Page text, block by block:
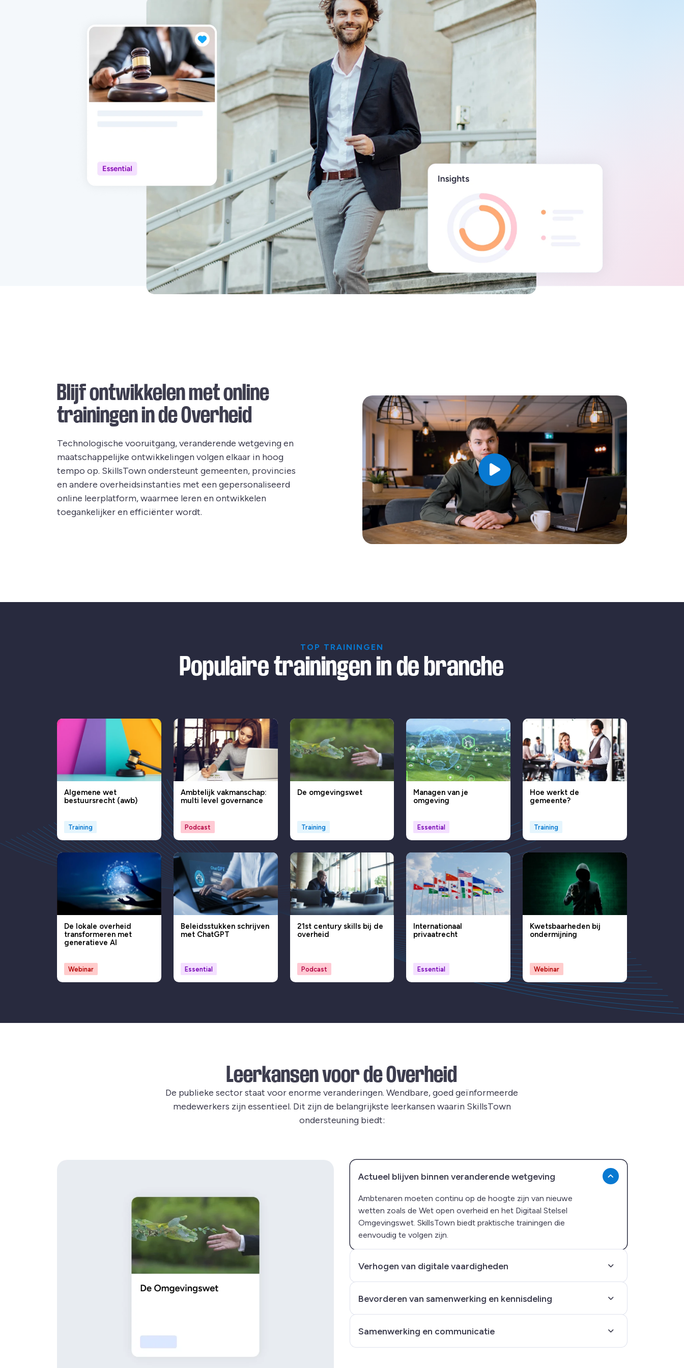
Blijf ontwikkelen met online
trainingen in de Overheid
Technologische vooruitgang, veranderende wetgeving en
maatschappelijke ontwikkelingen volgen elkaar in hoog
tempo op. SkillsTown ondersteunt gemeenten, provincies
en andere overheidsinstanties met een gepersonaliseerd
online leerplatform, waarmee leren en ontwikkelen
toegankelijker en efficiënter wordt.
Speel video af
Populaire trainingen in de branche
TOP TRAININGEN
Algemene wet
bestuursrecht (awb)
Training
Ambtelijk vakmanschap:
multi level governance
Podcast
De omgevingswet
Training
Managen van je
omgeving
Essential
Hoe werkt de
gemeente?
Training
De lokale overheid
transformeren met
generatieve AI
Webinar
Beleidsstukken schrijven
met ChatGPT
Essential
21st century skills bij de
overheid
Podcast
Internationaal
privaatrecht
Essential
Kwetsbaarheden bij
ondermijning
Webinar
Leerkansen voor de Overheid
De publieke sector staat voor enorme veranderingen. Wendbare, goed geïnformeerde
medewerkers zijn essentieel. Dit zijn de belangrijkste leerkansen waarin SkillsTown
ondersteuning biedt:
Actueel blijven binnen veranderende wetgeving
Ambtenaren moeten continu op de hoogte zijn van nieuwe
wetten zoals de Wet open overheid en het Digitaal Stelsel
Omgevingswet. SkillsTown biedt praktische trainingen die
eenvoudig te volgen zijn.
Verhogen van digitale vaardigheden
Bevorderen van samenwerking en kennisdeling
Samenwerking en communicatie